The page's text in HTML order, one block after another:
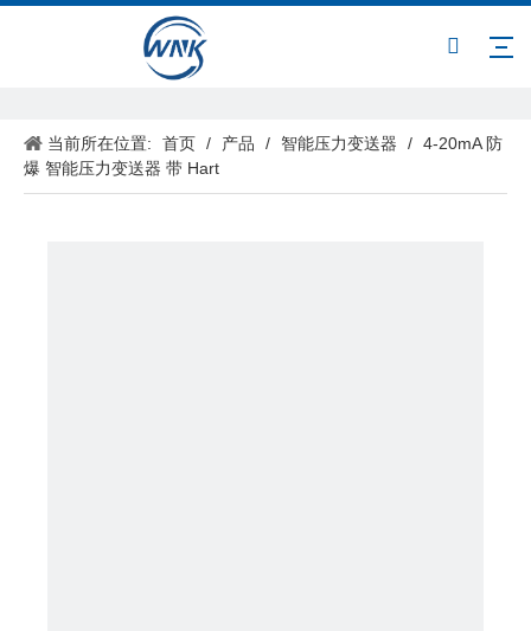
当前所在位置: 首页 / 产品 / 智能压力变送器 / 4-20mA 防
爆 智能压力变送器 带 Hart